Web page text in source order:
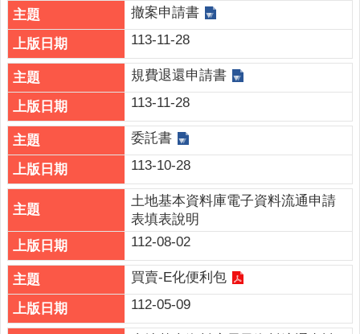
統
便
民
服
務
資
訊
公
開
民
意
交
流
相
關
撤案申請書
113-11-28
規費退還申請書
113-11-28
委託書
113-10-28
土地基本資料庫電子資料流通申請
表填表說明
112-08-02
買賣-E化便利包
112-05-09